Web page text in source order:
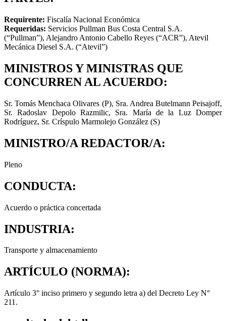
Requirente: Fiscalía Nacional Económica
Requeridas: Servicios Pullman Bus Costa Central S.A.
(“Pullman”), Alejandro Antonio Cabello Reyes (“ACR”), Atevil
Mecánica Diesel S.A. (“Atevil”)
MINISTROS Y MINISTRAS QUE
CONCURREN AL ACUERDO:
Sr. Tomás Menchaca Olivares (P), Sra. Andrea Butelmann Peisajoff,
Sr. Radoslav Depolo Razmilic, Sra. María de la Luz Domper
Rodríguez, Sr. Críspulo Marmolejo González (S)
MINISTRO/A REDACTOR/A:
Pleno
CONDUCTA:
Acuerdo o práctica concertada
INDUSTRIA:
Transporte y almacenamiento
ARTÍCULO (NORMA):
Artículo 3° inciso primero y segundo letra a) del Decreto Ley N°
211.